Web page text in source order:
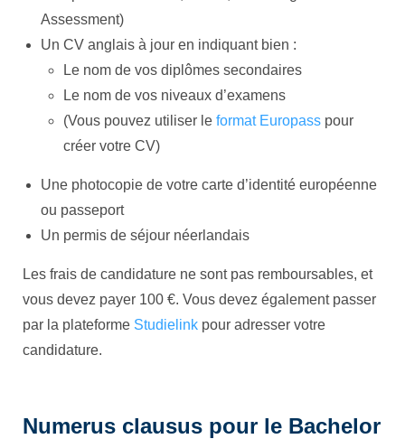
Assessment)
Un CV anglais à jour en indiquant bien :
Le nom de vos diplômes secondaires
Le nom de vos niveaux d’examens
(Vous pouvez utiliser le format Europass pour
créer votre CV)
Une photocopie de votre carte d’identité européenne
ou passeport
Un permis de séjour néerlandais
Les frais de candidature ne sont pas remboursables, et
vous devez payer 100 €. Vous devez également passer
par la plateforme Studielink pour adresser votre
candidature.
Numerus clausus pour le Bachelor